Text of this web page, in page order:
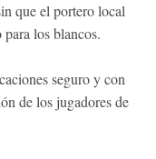
que el portero local
los blancos.
seguro y con
de los jugadores de